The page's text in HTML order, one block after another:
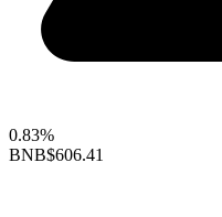
0.83%
BNB$606.41